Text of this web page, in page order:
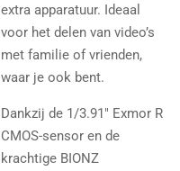
extra apparatuur. Ideaal
voor het delen van video’s
met familie of vrienden,
waar je ook bent.
Dankzij de 1/3.91" Exmor R
CMOS-sensor en de
krachtige BIONZ